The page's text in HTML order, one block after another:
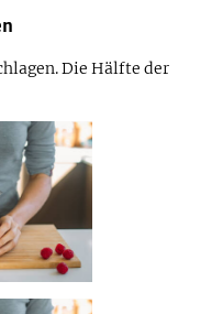
Die Hälfte der